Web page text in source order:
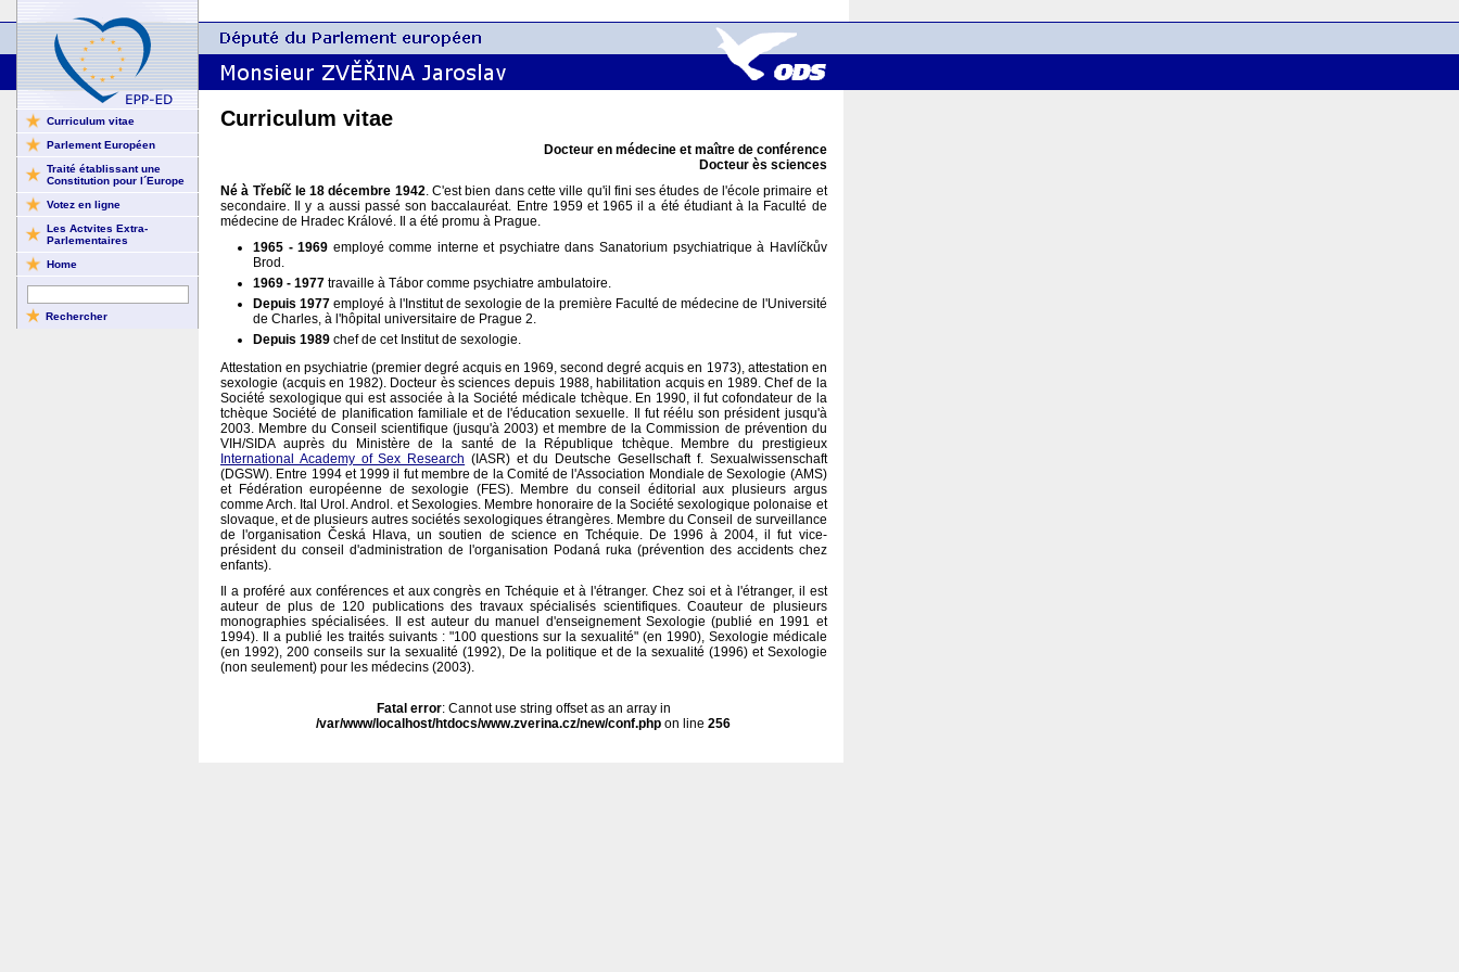
Curriculum vitae
Parlement Européen
Traité établissant une
Constitution pour l´Europe
Votez en ligne
Les Actvites Extra-
Parlementaires
Home
Curriculum vitae
Docteur en médecine et maître de conférence
Docteur ès sciences
Né à Třebíč le 18 décembre 1942 . C'est bien dans cette ville qu'il fini ses études de l'école primaire et
secondaire. Il y a aussi passé son baccalauréat. Entre 1959 et 1965 il a été étudiant à la Faculté de
médecine de Hradec Králové. Il a été promu à Prague.
1965 - 1969 employé comme interne et psychiatre dans Sanatorium psychiatrique à Havlíčkův
Brod.
1969 - 1977 travaille à Tábor comme psychiatre ambulatoire.
Depuis 1977 employé à l'Institut de sexologie de la première Faculté de médecine de l'Université
de Charles, à l'hôpital universitaire de Prague 2.
Depuis 1989 chef de cet Institut de sexologie.
Attestation en psychiatrie (premier degré acquis en 1969, second degré acquis en 1973), attestation en
sexologie (acquis en 1982). Docteur ès sciences depuis 1988, habilitation acquis en 1989. Chef de la
Société sexologique qui est associée à la Société médicale tchèque. En 1990, il fut cofondateur de la
tchèque Société de planification familiale et de l'éducation sexuelle. Il fut réélu son président jusqu'à
2003. Membre du Conseil scientifique (jusqu'à 2003) et membre de la Commission de prévention du
VIH/SIDA auprès du Ministère de la santé de la République tchèque. Membre du prestigieux
International Academy of Sex Research (IASR) et du Deutsche Gesellschaft f. Sexualwissenschaft
(DGSW). Entre 1994 et 1999 il fut membre de la Comité de l'Association Mondiale de Sexologie (AMS)
et Fédération européenne de sexologie (FES). Membre du conseil éditorial aux plusieurs argus
comme Arch. Ital Urol. Androl. et Sexologies. Membre honoraire de la Société sexologique polonaise et
slovaque, et de plusieurs autres sociétés sexologiques étrangères. Membre du Conseil de surveillance
de l'organisation Česká Hlava, un soutien de science en Tchéquie. De 1996 à 2004, il fut vice-
président du conseil d'administration de l'organisation Podaná ruka (prévention des accidents chez
enfants).
Il a proféré aux conférences et aux congrès en Tchéquie et à l'étranger. Chez soi et à l'étranger, il est
auteur de plus de 120 publications des travaux spécialisés scientifiques. Coauteur de plusieurs
monographies spécialisées. Il est auteur du manuel d'enseignement Sexologie (publié en 1991 et
1994). Il a publié les traités suivants : "100 questions sur la sexualité" (en 1990), Sexologie médicale
(en 1992), 200 conseils sur la sexualité (1992), De la politique et de la sexualité (1996) et Sexologie
(non seulement) pour les médecins (2003).
Fatal error: Cannot use string offset as an array in
/var/www/localhost/htdocs/www.zverina.cz/new/conf.php on line256